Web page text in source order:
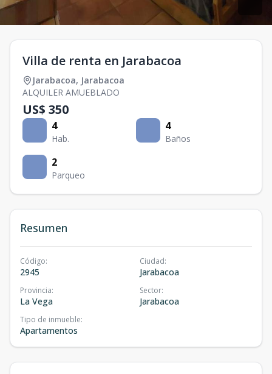
Villa de renta en Jarabacoa
Jarabacoa, Jarabacoa
ALQUILER AMUEBLADO
US$ 350
4
Hab.
4
Baños
2
Parqueo
Resumen
Código:
2945
Ciudad:
Jarabacoa
Provincia:
La Vega
Sector:
Jarabacoa
Tipo de inmueble:
Apartamentos